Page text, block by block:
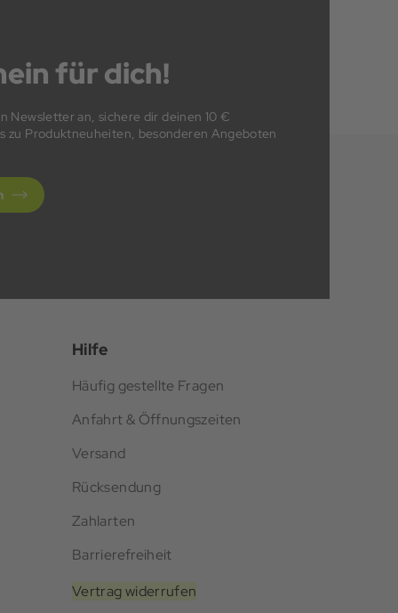
für dich!
Newsletter an, sichere dir deinen 10 €
zu Produktneuheiten, besonderen Angeboten
Hilfe
Häufig gestellte Fragen
Anfahrt & Öffnungszeiten
Versand
Rücksendung
Zahlarten
Barrierefreiheit
Vertrag widerrufen